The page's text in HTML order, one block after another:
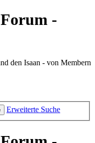
-
den Isaan - von Membern
Erweiterte Suche